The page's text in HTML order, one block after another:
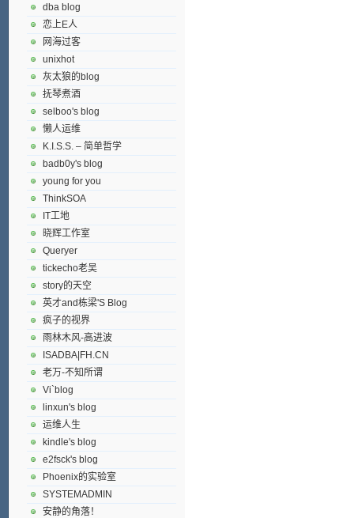
dba blog
恋上E人
网海过客
unixhot
灰太狼的blog
抚琴煮酒
selboo's blog
懒人运维
K.I.S.S. – 简单哲学
badb0y's blog
young for you
ThinkSOA
IT工地
晓辉工作室
Queryer
tickecho老吴
story的天空
英才and栋梁'S Blog
疯子的视界
雨林木风-高进波
ISADBA|FH.CN
老万-不知所谓
Vi`blog
linxun's blog
运维人生
kindle's blog
e2fsck's blog
Phoenix的实验室
SYSTEMADMIN
安静的角落！